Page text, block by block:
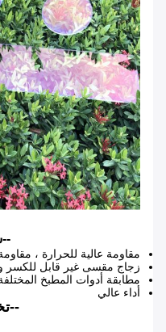
مقاومة عالية للحرارة ،
زجاج مقسى غير قابل للكسر
مطابقة أدوات المطبخ
أداء عالي
--